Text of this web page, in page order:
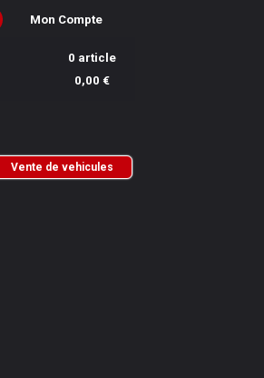
Mon Compte
0 article
0,00 €
Vente de vehicules